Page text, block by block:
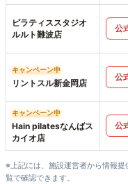
ピラティススタジオ
ルルト難波店
公
キャンペーン中
リントスル新金岡店
公
キャンペーン中
Hain pilatesなんばス
カイオ店
公
※上記には、施設運営者から情報
覧で確認できます。